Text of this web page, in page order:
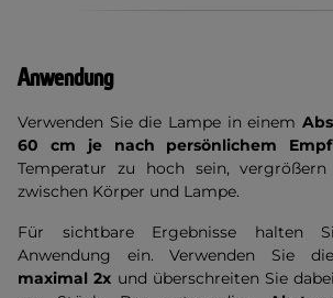
Anwendung
Verwenden Sie die Lampe in einem
60 cm je nach persönlichem
Temperatur zu hoch sein,
zwischen Körper und Lampe.
Für sichtbare Ergebnisse halten
Anwendung ein. Verwenden Sie
maximal 2x und überschreiten Sie